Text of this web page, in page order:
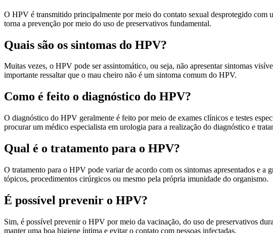
O HPV é transmitido principalmente por meio do contato sexual desprotegido com
torna a prevenção por meio do uso de preservativos fundamental.
Quais são os sintomas do HPV?
Muitas vezes, o HPV pode ser assintomático, ou seja, não apresentar sintomas
importante ressaltar que o mau cheiro não é um sintoma comum do HPV.
Como é feito o diagnóstico do HPV?
O diagnóstico do HPV geralmente é feito por meio de exames clínicos e testes
procurar um médico especialista em urologia para a realização do diagnóstico e
Qual é o tratamento para o HPV?
O tratamento para o HPV pode variar de acordo com os sintomas apresentados e a
tópicos, procedimentos cirúrgicos ou mesmo pela própria imunidade do organismo.
É possível prevenir o HPV?
Sim, é possível prevenir o HPV por meio da vacinação, do uso de preservativos
manter uma boa higiene íntima e evitar o contato com pessoas infectadas.